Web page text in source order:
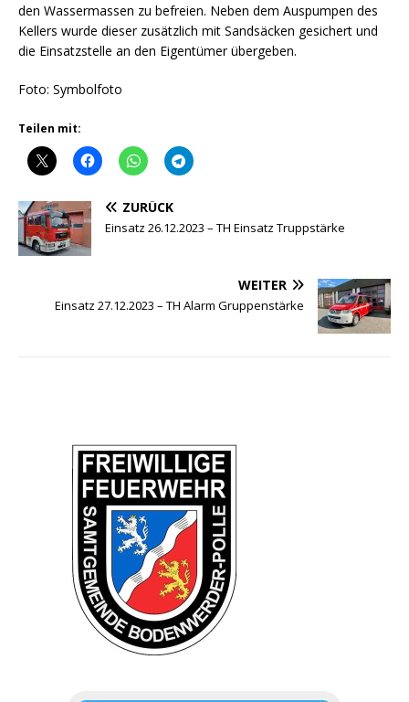
den Wassermassen zu befreien. Neben dem Auspumpen des
Kellers wurde dieser zusätzlich mit Sandsäcken gesichert und
die Einsatzstelle an den Eigentümer übergeben.
Foto: Symbolfoto
Teilen mit:
ZURÜCK
Einsatz 26.12.2023 – TH Einsatz Truppstärke
WEITER
Einsatz 27.12.2023 – TH Alarm Gruppenstärke